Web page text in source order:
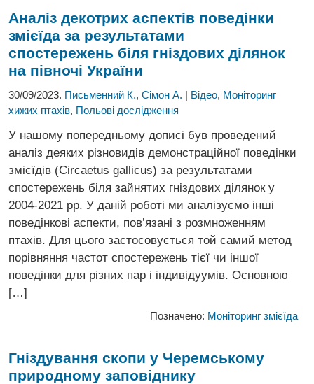
Аналіз декотрих аспектів поведінки
змієїда за результатами
спостережень біля гніздових ділянок
на півночі України
30/09/2023. Письменний К., Сімон А. | Відео, Моніторинг
хижих птахів, Польові дослідження
У нашому попередньому дописі був проведений
аналіз деяких різновидів демонстраційної поведінки
змієїдів (Circaetus gallicus) за результатами
спостережень біля зайнятих гніздових ділянок у
2004-2021 рр. У даній роботі ми аналізуємо інші
поведінкові аспекти, пов’язані з розмноженням
птахів. Для цього застосовується той самий метод
порівняння частот спостережень тієї чи іншої
поведінки для різних пар і індивідуумів. Основною
[…]
Позначено: Моніторинг змієїда
Гніздування скопи у Черемському
природному заповіднику